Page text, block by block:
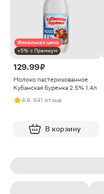
Финальная цена
+5% с Премиум
129.99 ₽
Молоко пастеризованное
Кубанская буренка 2.5% 1.4л
4.8· 641 отзыв
В корзину